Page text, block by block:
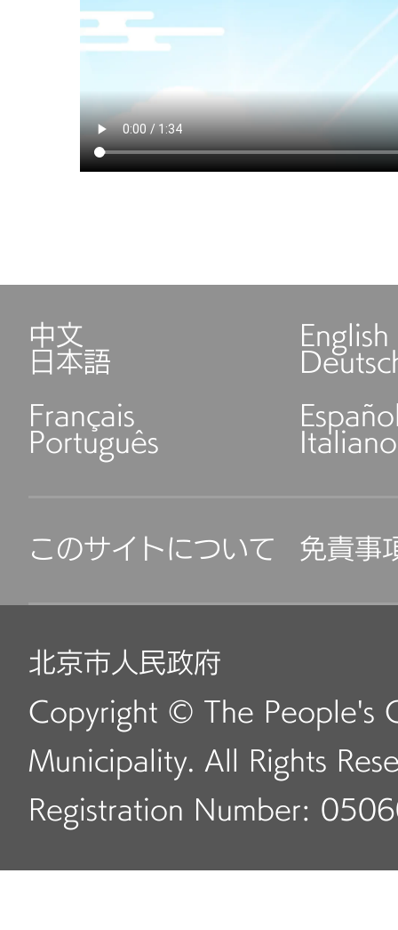
中文 English
日本語
Français
Português Italiano
このサイトについて 免責事
北京市人民政府
Copyright © The People's
Municipality. All Rights
Registration Number: